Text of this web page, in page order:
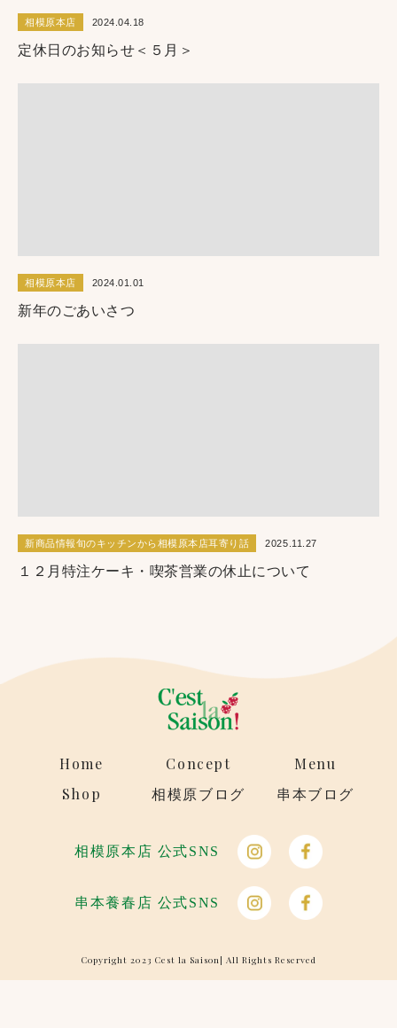
相模原本店 2024.04.18
定休日のお知らせ＜５月＞
相模原本店 2024.01.01
新年のごあいさつ
新商品情報旬のキッチンから相模原本店耳寄り話 2025.11.27
１２月特注ケーキ・喫茶営業の休止について
Home Concept
Menu
Shop
相模原ブログ 串本ブログ
相模原本店 公式SNS
串本養春店 公式SNS
Copyright 2023 Cest la Saison| All Rights Reserved